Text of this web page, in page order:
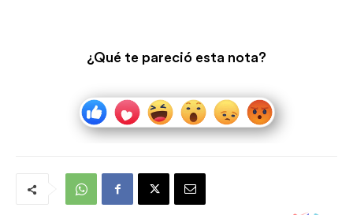
¿Qué te pareció esta nota?